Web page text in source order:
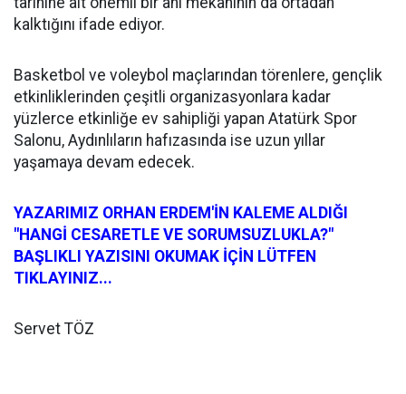
kalktığını ifade ediyor.
Basketbol ve voleybol maçlarından törenlere, gençlik
etkinliklerinden çeşitli organizasyonlara kadar
yüzlerce etkinliğe ev sahipliği yapan Atatürk Spor
Salonu, Aydınlıların hafızasında ise uzun yıllar
yaşamaya devam edecek.
YAZARIMIZ ORHAN ERDEM'İN KALEME ALDIĞI
"HANGİ CESARETLE VE SORUMSUZLUKLA?"
BAŞLIKLI YAZISINI OKUMAK İÇİN LÜTFEN
TIKLAYINIZ...
Servet TÖZ